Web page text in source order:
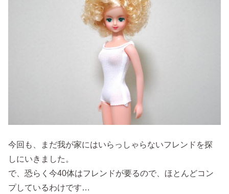
今回も、まだ我が家にはいらっしゃらないフレンドを探
しにいきました。
で、恐らく今40体はフレンドが要るので、ほとんどコン
プしているわけです…